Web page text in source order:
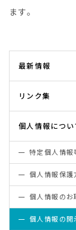
ます。
最新情報
リンク集
個人情報につい
特定個人情報
個人情報保護
個人情報のお
個人情報の開